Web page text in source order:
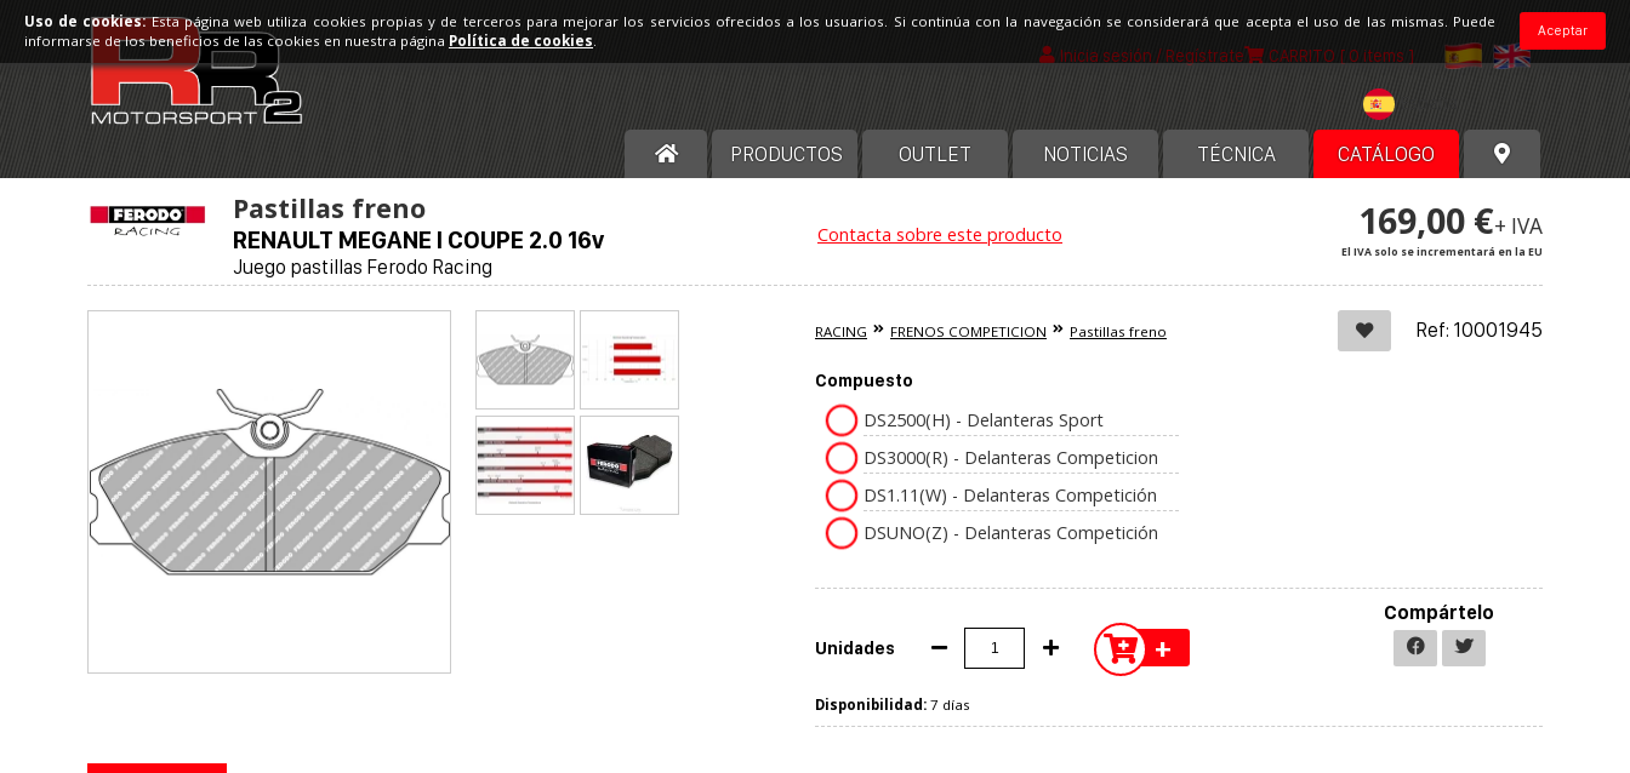
Inicia sesión / Regístrate CARRITO [ 0 items ]
PRODUCTOS OUTLET NOTICIAS TÉCNICA CATÁLOGO
Pastillas freno
RENAULT MEGANE I COUPE 2.0 16v
Juego pastillas Ferodo Racing
Contacta sobre este producto 169,00 €+ IVA
El IVA solo se incrementará en la EU
RACING FRENOS COMPETICION Pastillas freno Ref: 10001945
Compuesto
DS2500(H) - Delanteras Sport
DS3000(R) - Delanteras Competicion
DS1.11(W) - Delanteras Competición
DSUNO(Z) - Delanteras Competición
Unidades +
Compártelo
Disponibilidad: 7 días
Aceptar
Uso de cookies:Esta página web utiliza cookies propias y de terceros para mejorar los servicios ofrecidos a los usuarios. Si continúa con la navegación se considerará que acepta el uso de las mismas. Puede
informarse de los beneficios de las cookies en nuestra página Política de cookies.